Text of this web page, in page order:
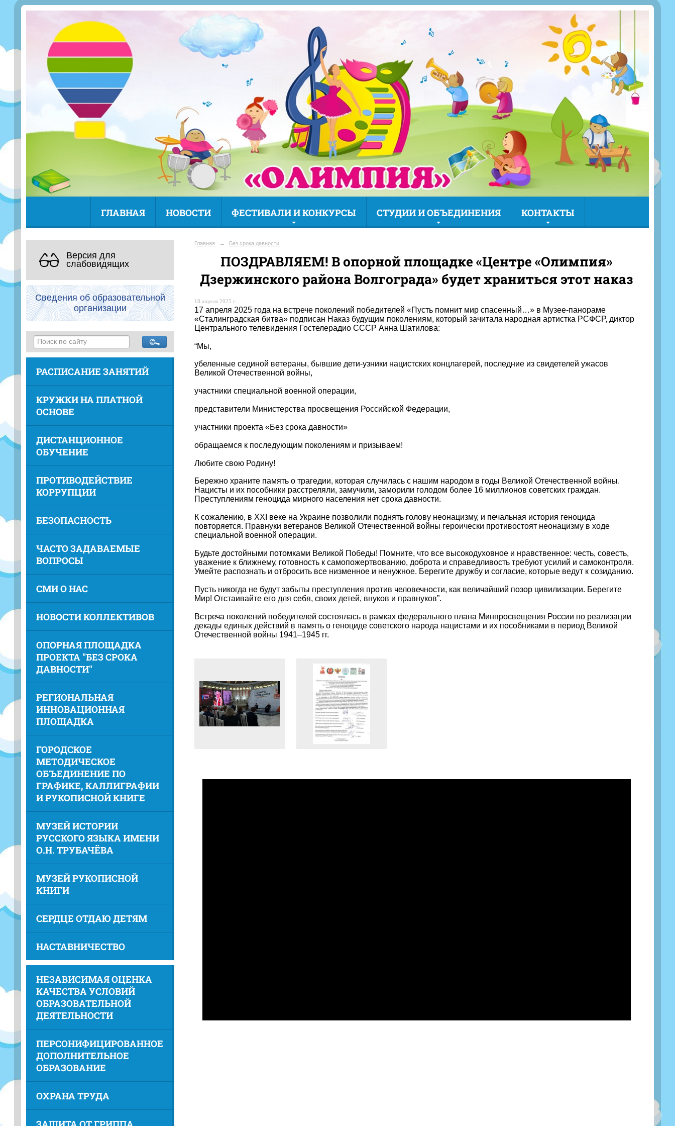
ГЛАВНАЯ НОВОСТИ ФЕСТИВАЛИ И КОНКУРСЫ СТУДИИ И ОБЪЕДИНЕНИЯ КОНТАКТЫ
Версия для
слабовидящих
Сведения об образовательной
организации
РАСПИСАНИЕ ЗАНЯТИЙ
КРУЖКИ НА ПЛАТНОЙ
ОСНОВЕ
ДИСТАНЦИОННОЕ
ОБУЧЕНИЕ
ПРОТИВОДЕЙСТВИЕ
КОРРУПЦИИ
БЕЗОПАСНОСТЬ
ЧАСТО ЗАДАВАЕМЫЕ
ВОПРОСЫ
СМИ О НАС
НОВОСТИ КОЛЛЕКТИВОВ
ОПОРНАЯ ПЛОЩАДКА
ПРОЕКТА "БЕЗ СРОКА
ДАВНОСТИ"
РЕГИОНАЛЬНАЯ
ИННОВАЦИОННАЯ
ПЛОЩАДКА
ГОРОДСКОЕ
МЕТОДИЧЕСКОЕ
ОБЪЕДИНЕНИЕ ПО
ГРАФИКЕ, КАЛЛИГРАФИИ
И РУКОПИСНОЙ КНИГЕ
МУЗЕЙ ИСТОРИИ
РУССКОГО ЯЗЫКА ИМЕНИ
О.Н. ТРУБАЧЁВА
МУЗЕЙ РУКОПИСНОЙ
КНИГИ
СЕРДЦЕ ОТДАЮ ДЕТЯМ
НАСТАВНИЧЕСТВО
НЕЗАВИСИМАЯ ОЦЕНКА
КАЧЕСТВА УСЛОВИЙ
ОБРАЗОВАТЕЛЬНОЙ
ДЕЯТЕЛЬНОСТИ
ПЕРСОНИФИЦИРОВАННОЕ
ДОПОЛНИТЕЛЬНОЕ
ОБРАЗОВАНИЕ
ОХРАНА ТРУДА
Главная → Без срока давности
ПОЗДРАВЛЯЕМ! В опорной площадке «Центре «Олимпия»
Дзержинского района Волгограда» будет храниться этот наказ
18 апреля 2025 г.
17 апреля 2025 года на встрече поколений победителей «Пусть помнит мир спасенный…» в Музее-панораме
«Сталинградская битва» подписан Наказ будущим поколениям, который зачитала народная артистка РСФСР, диктор
Центрального телевидения Гостелерадио СССР Анна Шатилова:
“Мы,
убеленные сединой ветераны, бывшие дети-узники нацистских концлагерей, последние из свидетелей ужасов
Великой Отечественной войны,
участники специальной военной операции,
представители Министерства просвещения Российской Федерации,
участники проекта «Без срока давности»
обращаемся к последующим поколениям и призываем!
Любите свою Родину!
Бережно храните память о трагедии, которая случилась с нашим народом в годы Великой Отечественной войны.
Нацисты и их пособники расстреляли, замучили, заморили голодом более 16 миллионов советских граждан.
Преступлениям геноцида мирного населения нет срока давности.
К сожалению, в XXI веке на Украине позволили поднять голову неонацизму, и печальная история геноцида
повторяется. Правнуки ветеранов Великой Отечественной войны героически противостоят неонацизму в ходе
специальной военной операции.
Будьте достойными потомками Великой Победы! Помните, что все высокодуховное и нравственное: честь, совесть,
уважение к ближнему, готовность к самопожертвованию, доброта и справедливость требуют усилий и самоконтроля.
Умейте распознать и отбросить все низменное и ненужное. Берегите дружбу и согласие, которые ведут к созиданию.
Пусть никогда не будут забыты преступления против человечности, как величайший позор цивилизации. Берегите
Мир! Отстаивайте его для себя, своих детей, внуков и правнуков”.
Встреча поколений победителей состоялась в рамках федерального плана Минпросвещения России по реализации
декады единых действий в память о геноциде советского народа нацистами и их пособниками в период Великой
Отечественной войны 1941–1945 гг.